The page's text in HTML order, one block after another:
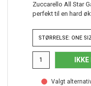
Zuccarello All Star
perfekt til en hard
STØRRELSE: ONE
Valgt